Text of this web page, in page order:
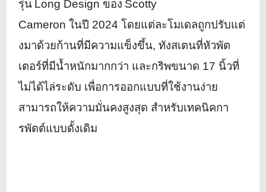
รุ่น Long Designของ Scotty
Cameronในปี 2024โดยแต่ละโมเดลถูกปรับแต่
งมาด้วยก้านที่มีความแข็งขึ้น,ทังสเตนที่หัวพัต
เตอร์ที่มีน้ำหนักมากกว่า และกริพขนาด 17 นิ้วที่
ไม่ได้ไล่ระดับ เพื่อการออกแบบที่ใช้งานง่าย
สามารถให้ความมั่นคงสูงสุด สำหรับเทคนิคกา
รพัตต์แบบดั้งเดิม